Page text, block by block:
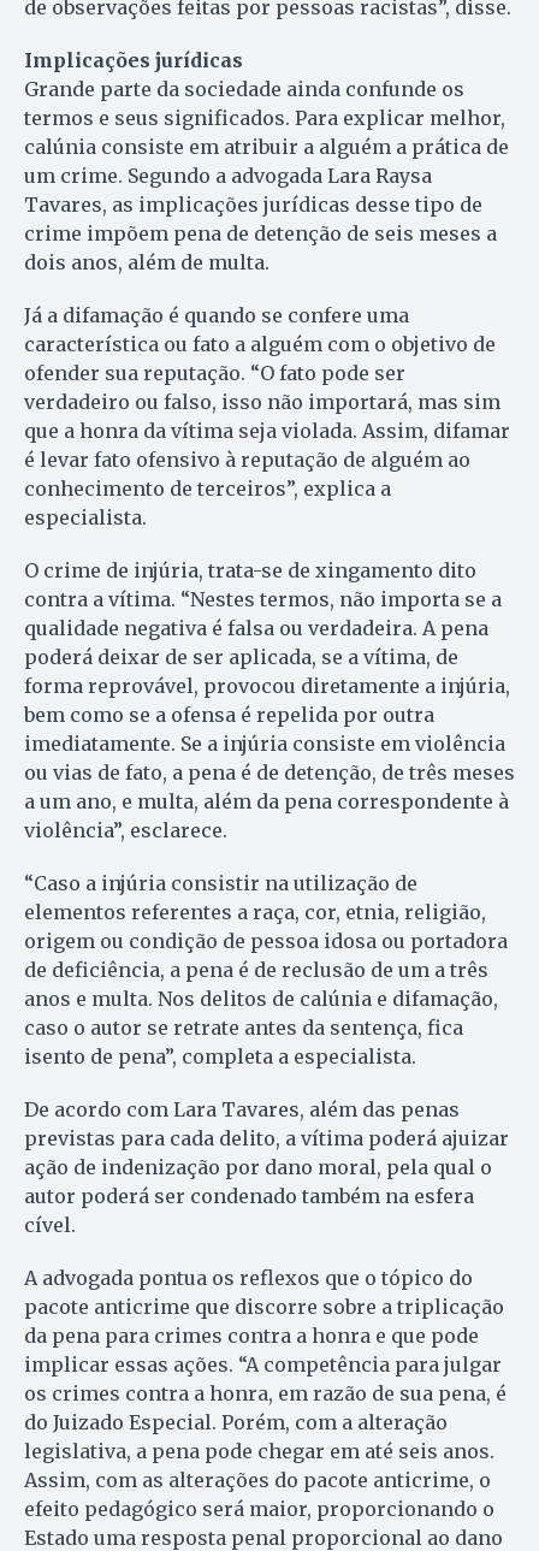
de observações feitas por pessoas racistas”, disse.
Implicações jurídicas
Grande parte da sociedade ainda confunde os
termos e seus significados. Para explicar melhor,
calúnia consiste em atribuir a alguém a prática de
um crime. Segundo a advogada Lara Raysa
Tavares, as implicações jurídicas desse tipo de
crime impõem pena de detenção de seis meses a
dois anos, além de multa.
Já a difamação é quando se confere uma
característica ou fato a alguém com o objetivo de
ofender sua reputação. “O fato pode ser
verdadeiro ou falso, isso não importará, mas sim
que a honra da vítima seja violada. Assim, difamar
é levar fato ofensivo à reputação de alguém ao
conhecimento de terceiros”, explica a
especialista.
O crime de injúria, trata-se de xingamento dito
contra a vítima. “Nestes termos, não importa se a
qualidade negativa é falsa ou verdadeira. A pena
poderá deixar de ser aplicada, se a vítima, de
forma reprovável, provocou diretamente a injúria,
bem como se a ofensa é repelida por outra
imediatamente. Se a injúria consiste em violência
ou vias de fato, a pena é de detenção, de três meses
a um ano, e multa, além da pena correspondente à
violência”, esclarece.
“Caso a injúria consistir na utilização de
elementos referentes a raça, cor, etnia, religião,
origem ou condição de pessoa idosa ou portadora
de deficiência, a pena é de reclusão de um a três
anos e multa. Nos delitos de calúnia e difamação,
caso o autor se retrate antes da sentença, fica
isento de pena”, completa a especialista.
De acordo com Lara Tavares, além das penas
previstas para cada delito, a vítima poderá ajuizar
ação de indenização por dano moral, pela qual o
autor poderá ser condenado também na esfera
cível.
A advogada pontua os reflexos que o tópico do
pacote anticrime que discorre sobre a triplicação
da pena para crimes contra a honra e que pode
implicar essas ações. “A competência para julgar
os crimes contra a honra, em razão de sua pena, é
do Juizado Especial. Porém, com a alteração
legislativa, a pena pode chegar em até seis anos.
Assim, com as alterações do pacote anticrime, o
efeito pedagógico será maior, proporcionando o
Estado uma resposta penal proporcional ao dano